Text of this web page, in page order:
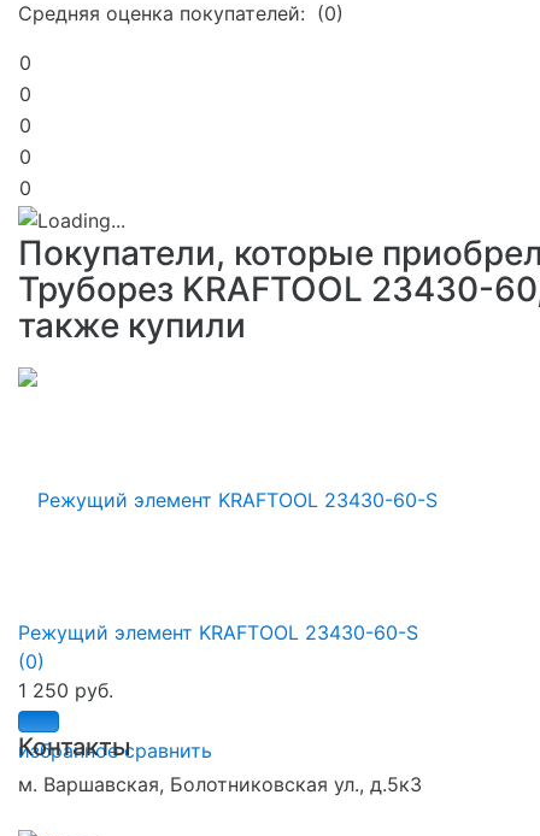
Средняя оценка покупателей: (0)
0
0
0
0
0
Покупатели, которые
Труборез KRAFTOOL 23430-
также купили
избранное сравнить
Режущий элемент KRAFTOOL 23430-60-S
(0)
1 250 руб.
Контакты
м. Варшавская, Болотниковская ул., д.5к3